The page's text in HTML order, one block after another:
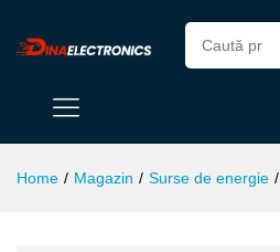
Home / Magazin / Surse de energie /